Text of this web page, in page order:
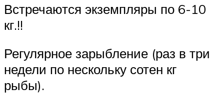
Встречаются экземпляры по 6-10
кг.!!
Регулярное зарыбление (раз в три
недели по нескольку сотен кг
рыбы).